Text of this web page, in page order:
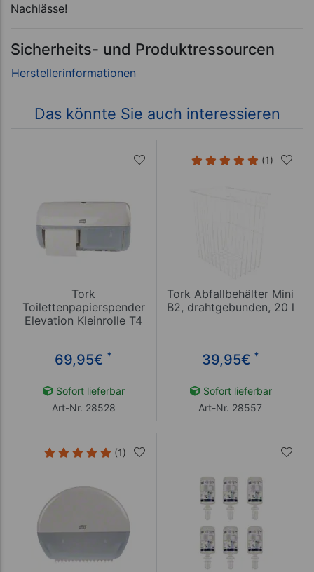
Nachlässe!
Sicherheits- und Produktressourcen
Das könnte Sie auch interessieren
Tork
Toilettenpapierspender
Elevation Kleinrolle T4
69,95€ *
Sofort lieferbar
Art-Nr. 28528
(1)
Tork Abfallbehälter Mini
B2, drahtgebunden, 20 l
39,95€ *
Sofort lieferbar
Art-Nr. 28557
(1)